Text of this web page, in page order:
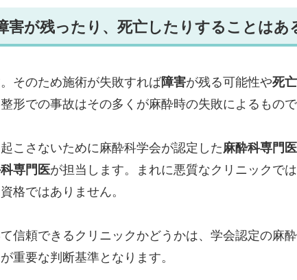
害が残ったり、死亡したりすることはあ
そのため施術が失敗すれば障害が残る可能性や死
形での事故はその多くが麻酔時の失敗によるもので
こさないために麻酔科学会が認定した麻酔科専門医
専門医が担当します。まれに悪質なクリニック
格ではありません。
信頼できるクリニックかどうかは、学会認定の麻
重要な判断基準となります。